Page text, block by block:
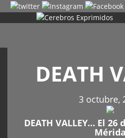
DEATH
3 octubre,
DEATH VALLEY… El
Mérida